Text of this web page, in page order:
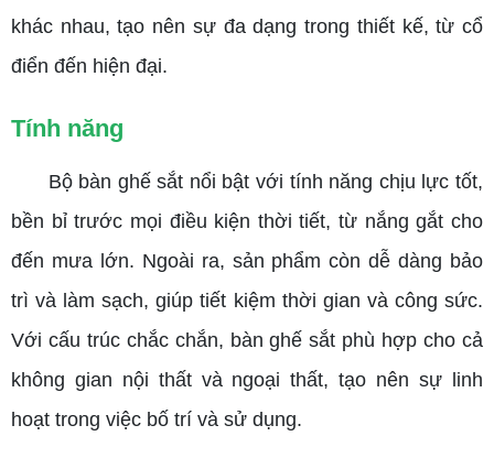
khác nhau, tạo nên sự đa dạng trong thiết kế, từ cổ
điển đến hiện đại.
Tính năng
Bộ bàn ghế sắt nổi bật với tính năng chịu lực tốt,
bền bỉ trước mọi điều kiện thời tiết, từ nắng gắt cho
đến mưa lớn. Ngoài ra, sản phẩm còn dễ dàng bảo
trì và làm sạch, giúp tiết kiệm thời gian và công sức.
Với cấu trúc chắc chắn, bàn ghế sắt phù hợp cho cả
không gian nội thất và ngoại thất, tạo nên sự linh
hoạt trong việc bố trí và sử dụng.